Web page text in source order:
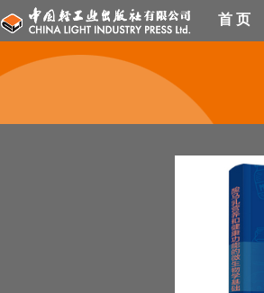
首 页